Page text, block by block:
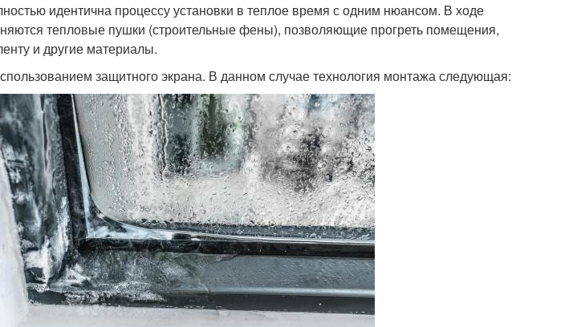
идентична процессу установки в теплое время с одним нюансом. В ходе
тепловые пушки (строительные фены), позволяющие прогреть помещения,
и другие материалы.
защитного экрана. В данном случае технология монтажа следующая: